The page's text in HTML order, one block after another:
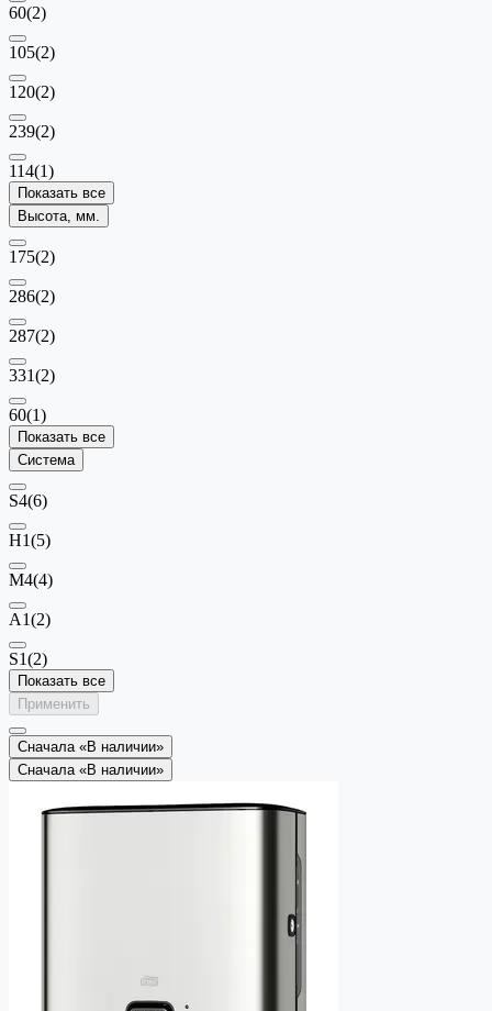
60(2)
105(2)
120(2)
239(2)
114(1)
Показать все
Высота, мм.
175(2)
286(2)
287(2)
331(2)
60(1)
Показать все
Система
S4(6)
H1(5)
М4(4)
A1(2)
S1(2)
Показать все
Применить
Сначала «В наличии»
Сначала «В наличии»